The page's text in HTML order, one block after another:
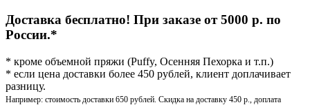
Доставка бесплатно! При заказе от 5000 р. по
России.*
* кроме объемной пряжи (Puffy, Осенняя Пехорка и т.п.)
* если цена доставки более 450 рублей, клиент доплачивает
разницу.
Например: стоимость доставки 650 рублей. Скидка на доставку 450 р., доплата